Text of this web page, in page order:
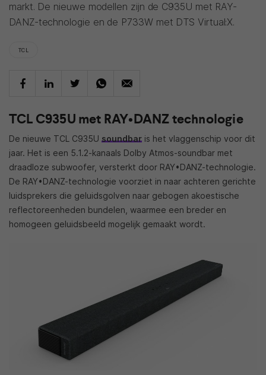
markt. De nieuwe modellen zijn de C935U met RAY-
DANZ-technologie en de P733W met DTS Virtual:X.
TCL
TCL C935U met RAY•DANZ technologie
De nieuwe TCL C935U soundbar is het vlaggenschip voor dit
jaar. Het is een 5.1.2-kanaals Dolby Atmos-soundbar met
draadloze subwoofer, versterkt door RAY•DANZ-technologie.
De RAY•DANZ-technologie voorziet in naar achteren gerichte
luidsprekers die geluidsgolven naar gebogen akoestische
reflectoreenheden bundelen, waarmee een breder en
homogeen geluidsbeeld mogelijk gemaakt wordt.